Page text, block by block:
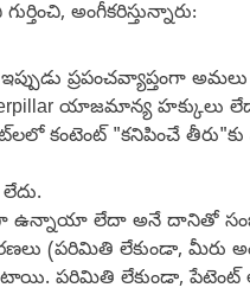
అంగీకరిస్తున్నారు:
ప్రపంచవ్యాప్తంగా
యాజమాన్య హక్కులు
కంటెంట్ "కనిపించే
లేదా అనే దానితో సంబంధం
(పరిమితి లేకుండా,
పరిమితి లేకుండా, పేటెంట్